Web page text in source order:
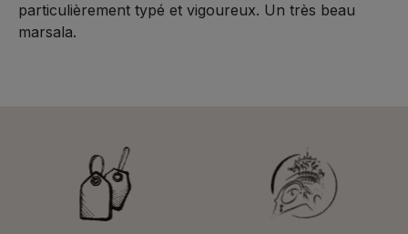
particulièrement typé et vigoureux. Un très beau
marsala.